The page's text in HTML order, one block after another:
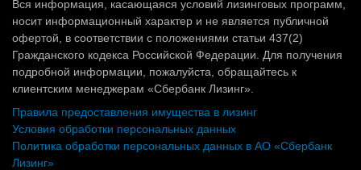
Вся информация, касающаяся условий лизинговых программ,
носит информационный характер и не является публичной
офертой, в соответствии с положениями статьи 437(2)
Гражданского кодекса Российской Федерации. Для получения
подробной информации, пожалуйста, обращайтесь к
клиентским менеджерам «Сбербанк Лизинг».
Правила предоставления имущества в лизинг
Условия обработки персональных данных
Политика обработки персональных данных в АО «Сбербанк
Лизинг»